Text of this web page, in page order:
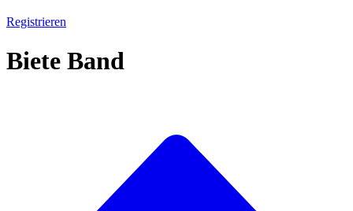
Registrieren
Biete Band